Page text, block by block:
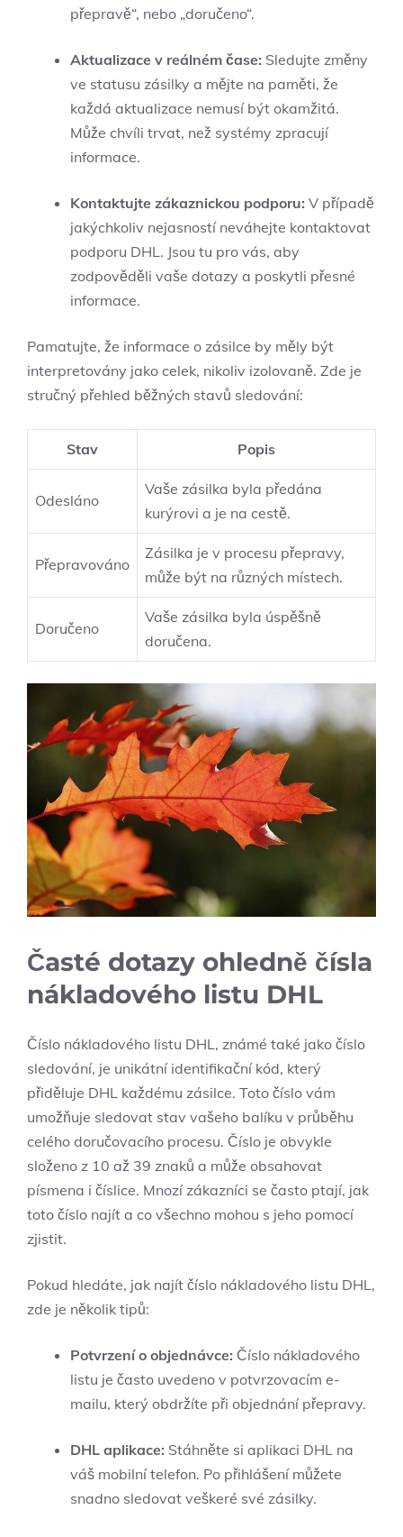
přepravě“, nebo „doručeno“.
Aktualizace v reálném čase: Sledujte změny
ve statusu zásilky a mějte na paměti, že
každá aktualizace nemusí být okamžitá.
Může chvíli trvat, než systémy zpracují
informace.
Kontaktujte zákaznickou podporu: V případě
jakýchkoliv nejasností neváhejte kontaktovat
podporu DHL. Jsou tu pro vás, aby
zodpověděli vaše dotazy a poskytli přesné
informace.
Pamatujte, že informace o zásilce by měly být
interpretovány jako celek, nikoliv izolovaně. Zde je
stručný přehled běžných stavů sledování:
Stav Popis
Odesláno
Vaše zásilka byla předána
kurýrovi a je na cestě.
Přepravováno
Zásilka je v procesu přepravy,
může být na různých místech.
Doručeno
Vaše zásilka byla úspěšně
doručena.
Časté dotazy ohledně čísla
nákladového listu DHL
Číslo nákladového listu DHL, známé také jako číslo
sledování, je unikátní identifikační kód, který
přiděluje DHL každému zásilce. Toto číslo vám
umožňuje sledovat stav vašeho balíku v průběhu
celého doručovacího procesu. Číslo je obvykle
složeno z 10 až 39 znaků a může obsahovat
písmena i číslice. Mnozí zákazníci se často ptají, jak
toto číslo najít a co všechno mohou s jeho pomocí
zjistit.
Pokud hledáte, jak najít číslo nákladového listu DHL,
zde je několik tipů:
Potvrzení o objednávce: Číslo nákladového
listu je často uvedeno v potvrzovacím e-
mailu, který obdržíte při objednání přepravy.
DHL aplikace: Stáhněte si aplikaci DHL na
váš mobilní telefon. Po přihlášení můžete
snadno sledovat veškeré své zásilky.